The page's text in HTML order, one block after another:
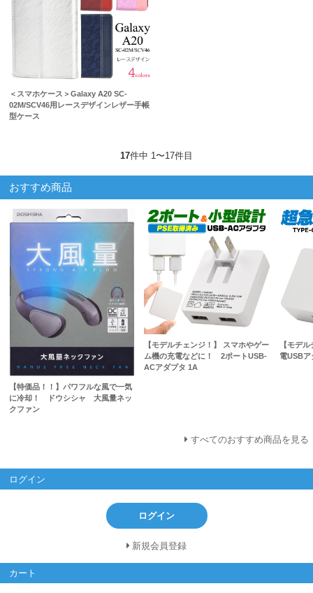
＜スマホケース＞Galaxy A20 SC-
02M/SCV46用レースデザインレザー手帳
型ケース
17件中 1〜17件目
おすすめ商品
【特価品！！】パワフルな風で一気
に冷却！ ドウシシャ 大風量ネッ
クファン
【モデルチェンジ！】 スマホやゲー
ム機の充電などに！ 2ポートUSB-
ACアダプタ 1A
【モデ
電USBア
すべてのおすすめ商品を見る
ログイン
ログイン
新規会員登録
カート